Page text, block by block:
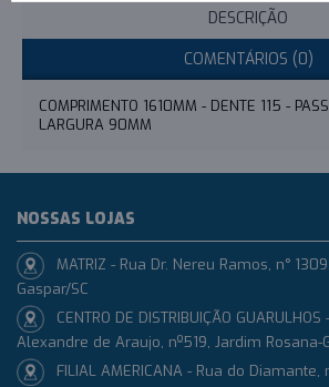
DESCRIÇÃO
COMENTÁRIOS (0)
COMPRIMENTO 1610MM - DENTE 115 -
LARGURA 90MM
NOSSAS LOJAS
MATRIZ - Rua Dr. Nereu Ramos, n°
Gaspar/SC
CENTRO DE DISTRIBUIÇÃO
Alexandre de Araujo, nº519, Jardim Rosana-
FILIAL AMERICANA - Rua do Diamante,